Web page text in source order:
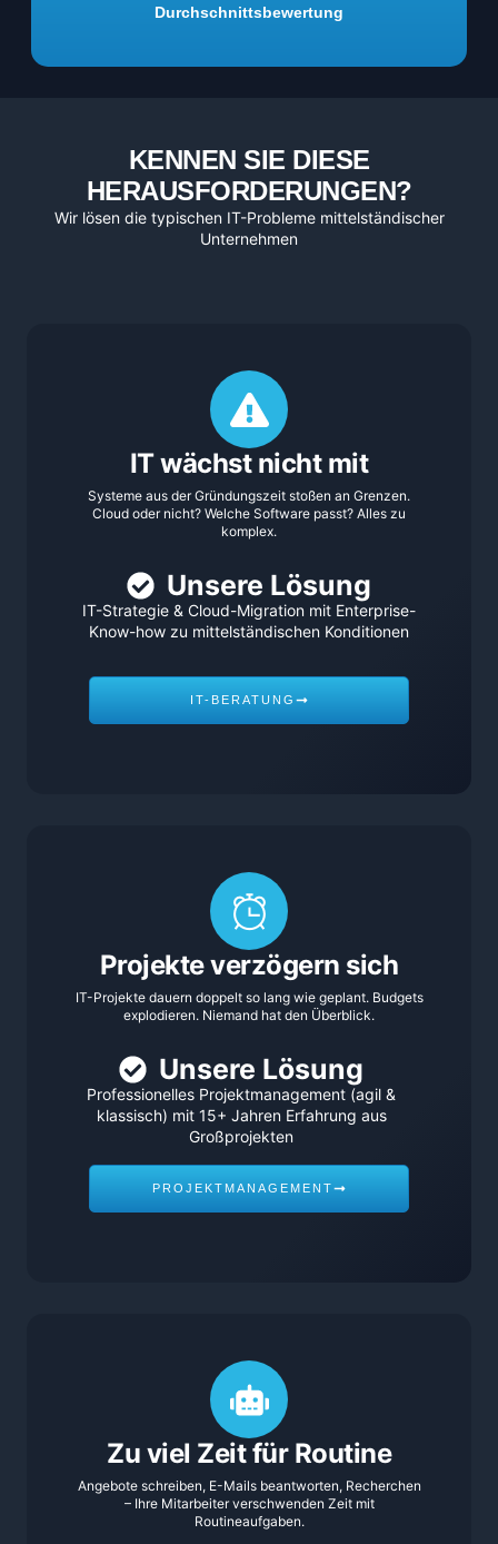
Durchschnittsbewertung
KENNEN SIE DIESE
HERAUSFORDERUNGEN?
Wir lösen die typischen IT-Probleme mittelständischer
Unternehmen
IT wächst nicht mit
Systeme aus der Gründungszeit stoßen an Grenzen.
Cloud oder nicht? Welche Software passt? Alles zu
komplex.
Unsere Lösung
IT-Strategie & Cloud-Migration mit Enterprise-
Know-how zu mittelständischen Konditionen
IT-BERATUNG
Projekte verzögern sich
IT-Projekte dauern doppelt so lang wie geplant. Budgets
explodieren. Niemand hat den Überblick.
Unsere Lösung
Professionelles Projektmanagement (agil &
klassisch) mit 15+ Jahren Erfahrung aus
Großprojekten
PROJEKTMANAGEMENT
Zu viel Zeit für Routine
Angebote schreiben, E-Mails beantworten, Recherchen
– Ihre Mitarbeiter verschwenden Zeit mit
Routineaufgaben.